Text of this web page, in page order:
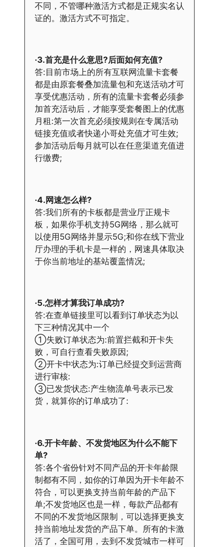
不同，不管哪种激活方式都是正规实名认
证的。激活方式不可指定。
·3.首充是什么意思?后面如何充值?
答:目前市场上的所有互联网流量卡套餐
都是由原套餐叠加流量包和充送活动才可
享受优惠活动，所有的流量卡套餐必须参
加首充活动后，才能享受套餐图上的优惠
月租:第一次首充必须按规则在专属活动
链接充值或者快递小哥处充值才可生效;
参加活动后每月就可以在任意渠道充值进
行缴费;
·4.网速怎么样?
答:我们所有的卡板都是营业厅正规卡
板，如果你手机支持5G网络，那么就可
以使用5G网络并显示5G;和你在线下营业
厅办理的手机卡是一样的，网速具体取决
于你当前地址的基站覆盖情况;
·5.怎样才算我订单成功?
答:在查单链接里可以看到订单状态为以
下三种情况其中一个
①失败订单状态为:前置拦截和开卡失
败，可自行查看失败原因;
②开卡中状态为:订单已经提交到运营商
进行审核:
③已发货状态:产生物流单号表示已发
货，就算你的订单成功了:
·6.开卡年龄、不发货地区为什么不能下
单?
答:各个省份针对不同产品的开卡年龄限
制都有不同，如你的订单因为开卡年龄不
符合，可以更换支持当前年龄的产品下
单;不发货地区也是一样，每款产品都有
不同的不发货地区限制，可以选择更换支
持当前地址发货的产品下单。所有的卡激
活了，全国可用，去到不发货城市一样可